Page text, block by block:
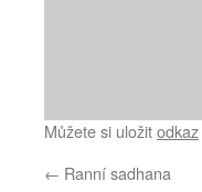
Můžete si uložitodkaz
← Ranní sadhana